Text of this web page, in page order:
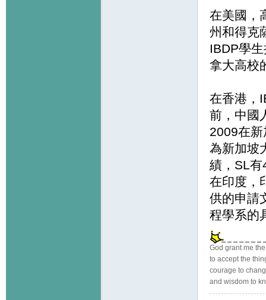
在美國，
州和得克
IBDP學
拿大高校
在香港，
前，中國
2009在
為新加坡
績，SL有
在印度，
供的申請
程學系的
God grant me
to accept the
courage to
and wisdom to